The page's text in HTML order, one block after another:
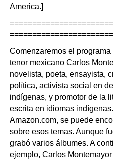
America.]
=============
Comenzaremos el
tenor mexicano Carlos
novelista, poeta, ensayista,
política, activista social en
indígenas, y promotor de la
escrita en idiomas
Amazon.com, se puede
sobre esos temas. Aunque
grabó varios álbumes. A
ejemplo, Carlos